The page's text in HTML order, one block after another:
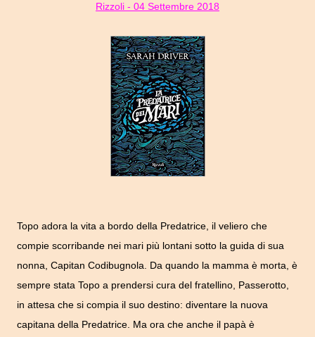
Rizzoli - 04 Settembre 2018
Topo adora la vita a bordo della Predatrice, il veliero che
compie scorribande nei mari più lontani sotto la guida di sua
nonna, Capitan Codibugnola. Da quando la mamma è morta, è
sempre stata Topo a prendersi cura del fratellino, Passerotto,
in attesa che si compia il suo destino: diventare la nuova
capitana della Predatrice. Ma ora che anche il papà è